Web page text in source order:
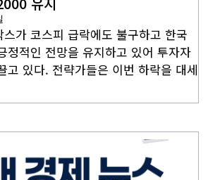
가 코스피 급락에도 불구하고 한국
정적인 전망을 유지하고 있어 투자자
고 있다. 전략가들은 이번 하락을 대세